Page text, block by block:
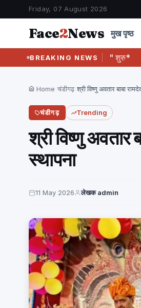
Friday, 07 August 2026
Face2News मुख पृष्ठ
BREAKING NEWS
संकल्प महाअभियान" शुरु*
Home चंडीगढ़ श्री विष्णु अवतार बाबा
चंडीगढ़ Trending
श्री विष्णु अवतार
स्थापना
11 May 2026 लेखक admin